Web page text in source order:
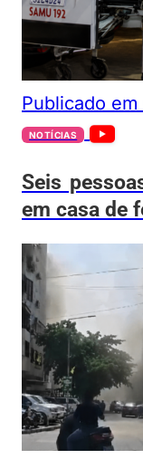
Publicado em
NOTÍCIAS
Seis
em casa de